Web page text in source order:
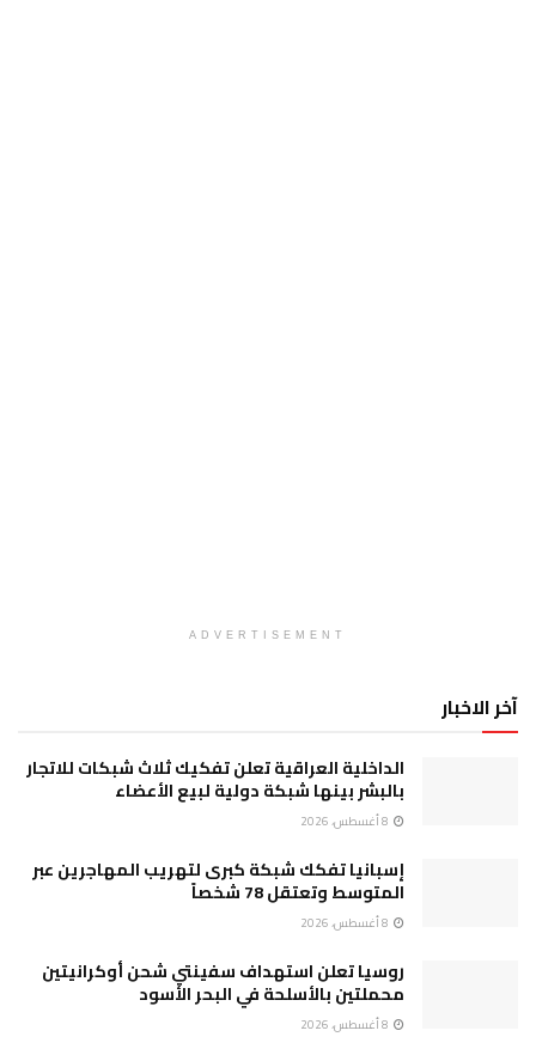
ADVERTISEMENT
آخر الاخبار
الداخلية العراقية تعلن تفكيك ثلاث شبكات للاتجار
بالبشر بينها شبكة دولية لبيع الأعضاء
إسبانيا تفكك شبكة كبرى لتهريب المهاجرين عبر
المتوسط وتعتقل 78 شخصاً
روسيا تعلن استهداف سفينتي شحن أوكرانيتين
محملتين بالأسلحة في البحر الأسود